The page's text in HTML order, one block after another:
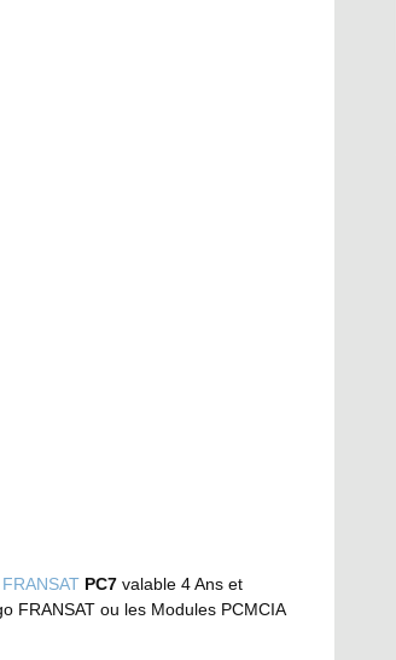
PC7 valable 4 Ans et
FRANSAT ou les Modules PCMCIA